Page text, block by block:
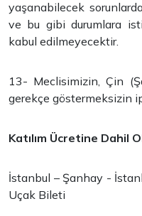
yaşanabilecek
ve bu gibi durumlara
kabul edilmeyecektir.
13- Meclisimizin, Çin
gerekçe göstermeksizin
Katılım Ücretine Dahil
İstanbul – Şanhay -
Uçak Bileti